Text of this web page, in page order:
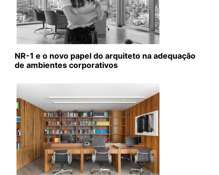
NR-1 e o novo papel do arquiteto na adequação
de ambientes corporativos